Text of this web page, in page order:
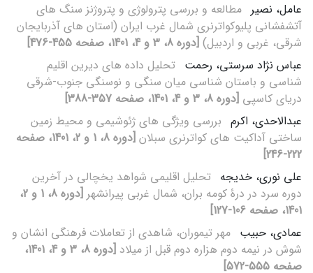
عامل، نصیر مطالعه و بررسی پترولوژی و پتروژنز سنگ های
آتشفشانی پلیوکواترنری شمال غرب ایران (استان های آذربایجان
شرقی، غربی و اردبیل) [دوره 8، 3 و 4، 1401، صفحه 455-476]
عباس نژاد سرستی، رحمت تحلیل داده های دیرین اقلیم
شناسی و باستان شناسی میان سنگی و نوسنگی جنوب-شرقی
دریای کاسپی [دوره 8، 3 و 4، 1401، صفحه 357-388]
عبدالاحدی، اکرم بررسی ویژگی های ژئوشیمی و محیط زمین
ساختی آداکیت های کواترنری سبلان
[دوره 8، 1 و 2، 1401، صفحه
222-246]
علی نوری، خدیجه تحلیل اقلیمی شواهد یخچالی در آخرین
دوره سرد در درۀ کومه بران، شمال غربی پیرانشهر
[دوره 8، 1 و 2،
1401، صفحه 106-127]
عمادی، حبیب مهر تیموران، شاهدی از تعاملات فرهنگی انشان و
شوش در نیمه دوم هزاره دوم قبل از میلاد
[دوره 8، 3 و 4، 1401،
صفحه 555-572]